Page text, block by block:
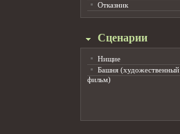
Отказник
Сценарии
Нищие
Башня (художественный
фильм)